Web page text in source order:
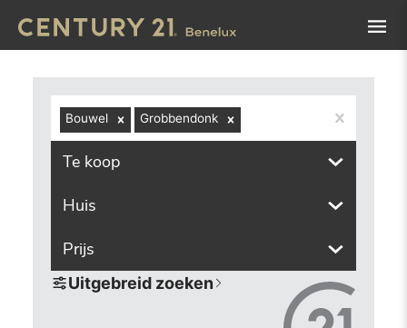
Bouwel Grobbendonk
Te koop
Huis
Prijs
Uitgebreid zoeken